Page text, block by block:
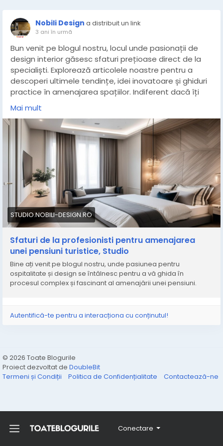
Conectare
Nobili Design a distribuit un link
3 ani în urmă
Bun venit pe blogul nostru, locul unde pasionații de
design interior găsesc sfaturi prețioase direct de la
specialiști. Explorează articolele noastre pentru a
descoperi ultimele tendințe, idei inovatoare și ghiduri
practice în amenajarea spațiilor. Indiferent dacă îți
transformi casa sau spațiul de lucru, sfaturile noastre
văd dincolo de estetică, îndrumându-te către soluții
funcționale și inspiraționale. Descoperă lumea
designului interior alături de noi și transformă-ți
spațiul într-o capodoperă personalizată!
Informatii despre articol pe site:
https://studio.nobili-
design.ro/articole/info-amenajari/sfaturi-de-la-
profesionisti-pentru-amenajarea-unei-pensiuni-
turistice
#sfaturiamenajari#studioamenajari
#interioaremoderne
#proiecteturistice
#studionobilidesign#recomandare #articolblog#link
#site#2024#proiectpensiune#interiorpensiune
Mai mult
STUDIO.NOBILI-DESIGN.RO
Sfaturi de la profesionisti pentru amenajarea
unei pensiuni turistice, Studio
Bine ați venit pe blogul nostru, unde pasiunea pentru
ospitalitate și design se întâlnesc pentru a vă ghida în
procesul complex și fascinant al amenajării unei pensiuni.
Autentifică-te pentru a interacționa cu conținutul!
© 2026 Toate Blogurile
Proiect dezvoltat de DoubleBit
Termeni și Condiții
Politica de Confidențialitate Contactează-ne